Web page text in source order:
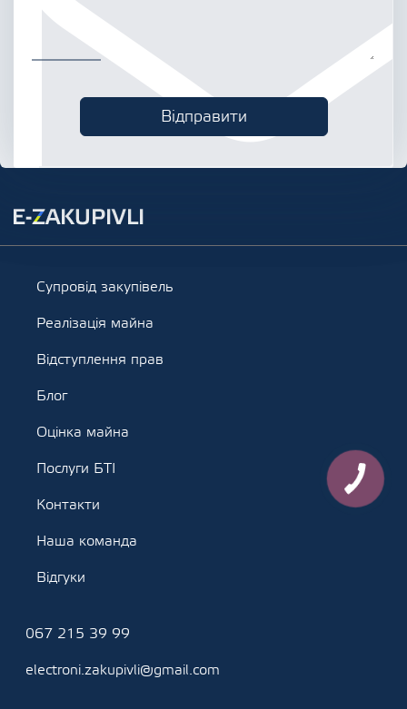
Супровід закупівель
Реалізація майна
Відступлення прав
Блог
Оцінка майна
Послуги БТІ
Контакти
Наша команда
Відгуки
067 215 39 99
electroni.zakupivli@gmail.com